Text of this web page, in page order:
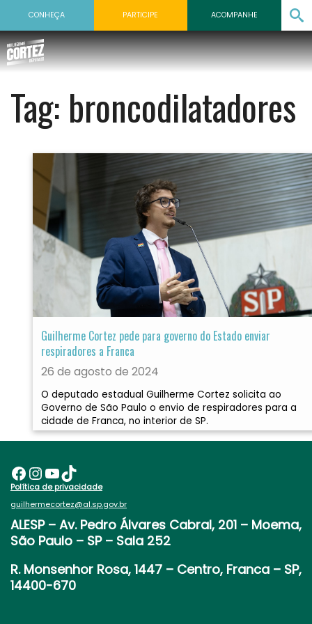
CONHEÇA PARTICIPE ACOMPANHE
Tag: broncodilatadores
Guilherme Cortez pede para governo do Estado enviar
respiradores a Franca
26 de agosto de 2024
O deputado estadual Guilherme Cortez solicita ao
Governo de São Paulo o envio de respiradores para a
cidade de Franca, no interior de SP.
Facebook InstagramYoutube TikTok
Política de privacidade
guilhermecortez@al.sp.gov.br
ALESP – Av. Pedro Álvares Cabral, 201 – Moema,
São Paulo – SP – Sala 252
R. Monsenhor Rosa, 1447 – Centro, Franca – SP,
14400-670